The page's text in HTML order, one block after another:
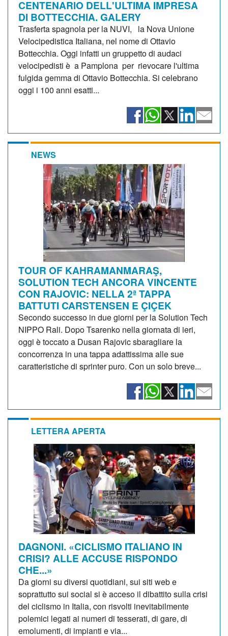
CENTENARIO DELL'ULTIMA IMPRESA
DI BOTTECCHIA. GALERY
Trasferta spagnola per la NUVI, la Nova Unione
Velocipedistica Italiana, nel nome di Ottavio
Bottecchia. Oggi infatti un gruppetto di audaci
velocipedisti è a Pamplona per rievocare l'ultima
fulgida gemma di Ottavio Bottecchia. Si celebrano
oggi i 100 anni esatti...
NEWS
TOUR OF KAHRAMANMARAŞ,
SOLUTION TECH ANCORA VINCENTE
CON RAJOVIC: NELLA 2ª TAPPA
BATTUTI CARSTENSEN E ÇIÇEK
Secondo successo in due giorni per la Solution Tech
NIPPO Rali. Dopo Tsarenko nella giornata di ieri,
oggi è toccato a Dusan Rajovic sbaragliare la
concorrenza in una tappa adattissima alle sue
caratteristiche di sprinter puro. Con un solo breve...
LETTERA APERTA
DAGNONI. «CICLISMO ITALIANO IN
CRISI? ALLE ACCUSE RISPONDO
CHE...»
Da giorni su diversi quotidiani, sui siti web e
soprattutto sui social si è acceso il dibattito sulla crisi
del ciclismo in Italia, con risvolti inevitabilmente
polemici legati ai numeri di tesserati, di gare, di
emolumenti, di impianti e via...